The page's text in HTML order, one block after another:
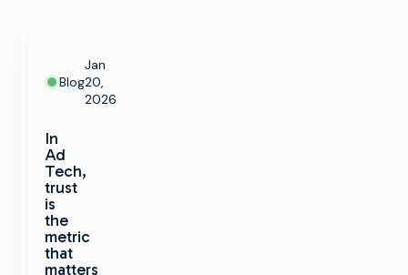
Blog
Jan
20,
2026
In
Ad
Tech,
trust
is
the
metric
that
matters